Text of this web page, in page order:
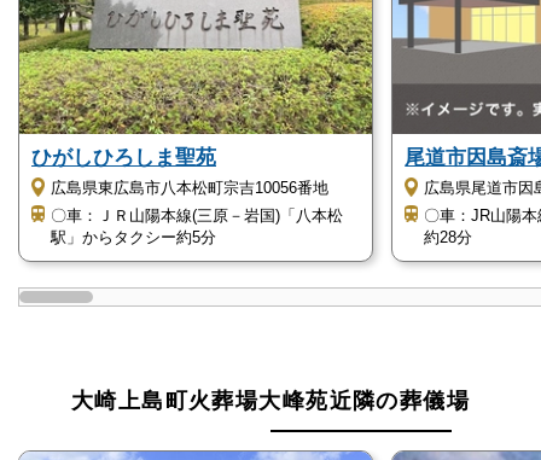
町民の方であれば、特別価格にて利用できます。
そのため、葬儀にかかる費用を少しでも抑えたいとお
考えの地域住民の方にはおすすめの斎場です。
静かな葬儀にしたい方
大崎上島町火葬場大峰苑は静かな環境の中にある施設
のため、日頃の喧騒を忘れて故人と向き合えます。
火葬場独特の暗い雰囲気はなく、明るい雰囲気の中で
与えてくれます。
ひがしひろしま聖苑
広島県東広島市八本松町宗吉10056番地
〇車：ＪＲ山陽本線(三原－岩国)「八本松
駅」からタクシー約5分
尾道市因島斎
広島県尾道市因
〇車：JR山陽
約28分
大崎上島町火葬場大峰苑近隣の葬儀場